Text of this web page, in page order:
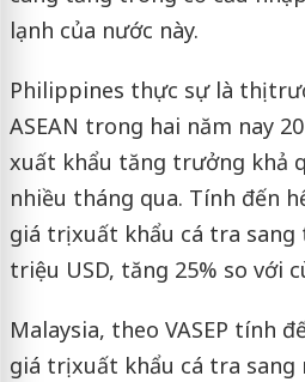
lạnh của nước này.
Philippines thực sự là thị
ASEAN trong hai năm nay
xuất khẩu tăng trưởng khả
nhiều tháng qua. Tính đến
giá trị xuất khẩu cá tra
triệu USD, tăng 25% so với
Malaysia, theo VASEP tính
giá trị xuất khẩu cá tra sang